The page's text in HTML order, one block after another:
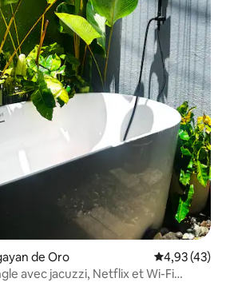
de Oro Évaluation
4,93 (43)
avec jacuzzi, Netflix et Wi-Fi